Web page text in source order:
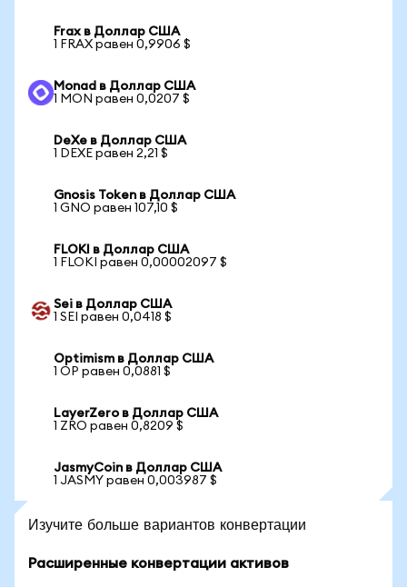
Frax в Доллар США
1 FRAX равен 0,9906 $
Monad в Доллар США
1 MON равен 0,0207 $
DeXe в Доллар США
1 DEXE равен 2,21 $
Gnosis Token в Доллар США
1 GNO равен 107,10 $
FLOKI в Доллар США
1 FLOKI равен 0,00002097 $
Sei в Доллар США
1 SEI равен 0,0418 $
Optimism в Доллар США
1 OP равен 0,0881 $
LayerZero в Доллар США
1 ZRO равен 0,8209 $
JasmyCoin в Доллар США
1 JASMY равен 0,003987 $
Изучите больше вариантов конвертации
Расширенные конвертации активов